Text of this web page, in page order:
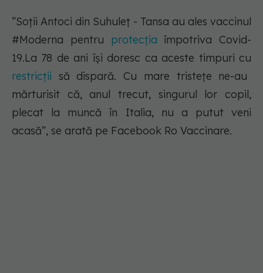
”Soții Antoci din Suhuleț - Tansa au ales vaccinul
#Moderna pentru protecția împotriva Covid-
19.La 78 de ani își doresc ca aceste timpuri cu
restricții să dispară. Cu mare tristețe ne-au
mărturisit că, anul trecut, singurul lor copil,
plecat la muncă în Italia, nu a putut veni
acasă”, se arată pe Facebook Ro Vaccinare.